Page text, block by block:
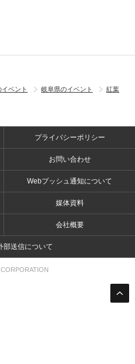
ベント 岐阜県のイベント
紅葉
プライバシーポリシー
お問い合わせ
Webプッシュ通知について
媒体資料
会社概要
部送信について